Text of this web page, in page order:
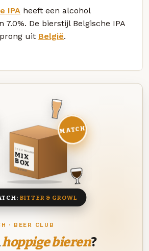
IPA heeft een alcohol
7.0%. De bierstijl Belgische IPA
uit België.
· BEER CLUB
hoppige bieren?
DEZE MAAND
MIX
BOX
8 BIEREN
MATCH
BITTER & GROWL